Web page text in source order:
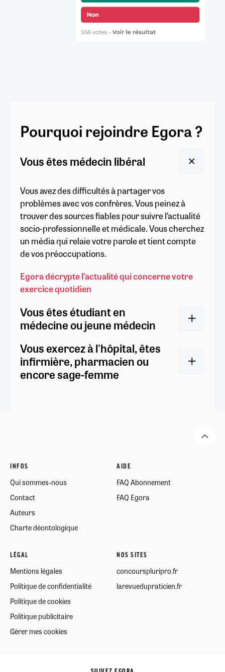
Pourquoi rejoindre Egora ?
Vous êtes médecin libéral
Vous avez des difficultés à partager vos
problèmes avec vos confrères. Vous peinez à
trouver des sources fiables pour suivre l’actualité
socio-professionnelle et médicale. Vous cherchez
un média qui relaie votre parole et tient compte
de vos préoccupations.
Egora décrypte l’actualité qui concerne votre
exercice quotidien
Vous êtes étudiant en
médecine ou jeune médecin
Vous exercez à l'hôpital, êtes
infirmière, pharmacien ou
encore sage-femme
INFOS
Qui sommes-nous
Contact
Auteurs
Charte déontologique
AIDE
FAQ Abonnement
FAQ Egora
LÉGAL
Mentions légales
Politique de confidentialité
Politique de cookies
Politique publicitaire
Gérer mes cookies
NOS SITES
concourspluripro.fr
larevuedupraticien.fr